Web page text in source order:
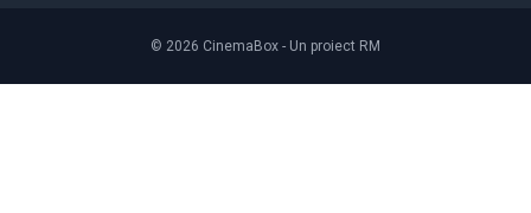
© 2026 CinemaBox - Un proiect RM